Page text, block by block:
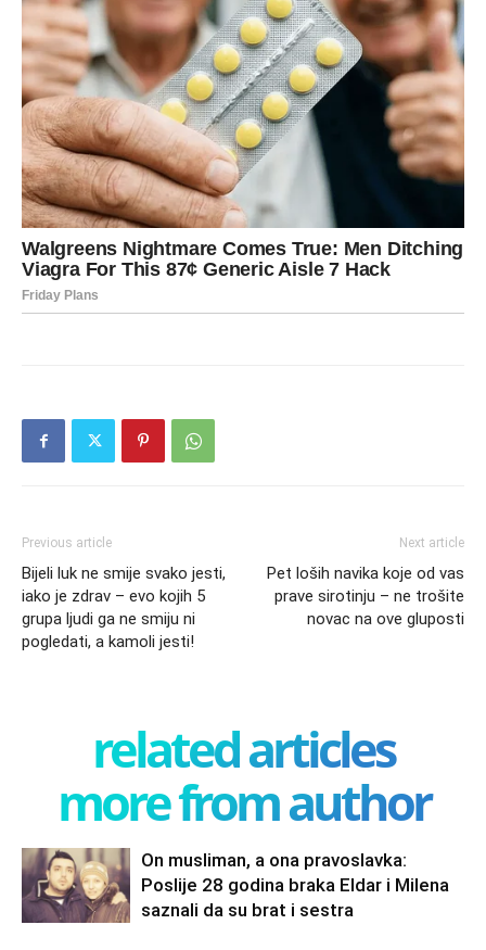
Previous article
Bijeli luk ne smije svako jesti,
iako je zdrav – evo kojih 5
grupa ljudi ga ne smiju ni
pogledati, a kamoli jesti!
Next article
Pet loših navika koje od vas
prave sirotinju – ne trošite
novac na ove gluposti
related articles
more from author
On musliman, a ona pravoslavka:
Poslije 28 godina braka Eldar i Milena
saznali da su brat i sestra